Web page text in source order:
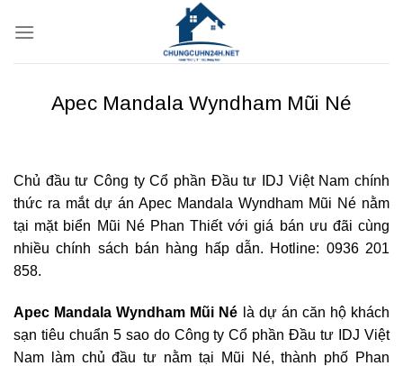
qua
Apec Mandala Wyndham Mũi Né
Chủ đầu tư Công ty Cổ phần Đầu tư IDJ Việt Nam chính
thức ra mắt dự án Apec Mandala Wyndham Mũi Né nằm
tại mặt biển Mũi Né Phan Thiết với giá bán ưu đãi cùng
nhiều chính sách bán hàng hấp dẫn. Hotline: 0936 201
858.
Apec Mandala Wyndham Mũi Né là dự án căn hộ khách
sạn tiêu chuẩn 5 sao do Công ty Cổ phần Đầu tư IDJ Việt
Nam làm chủ đầu tư nằm tại Mũi Né, thành phố Phan